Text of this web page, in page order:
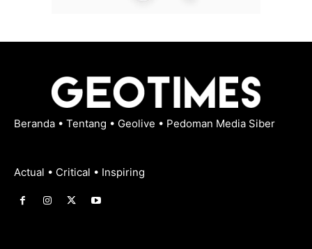
Beranda • Tentang • Geolive • Pedoman Media Siber
Actual • Critical • Inspiring